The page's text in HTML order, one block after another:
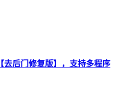
去后门修复版】，支持多程序